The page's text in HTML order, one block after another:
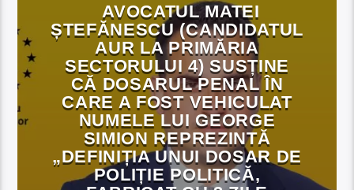
AVOCATUL MATEI
ȘTEFĂNESCU (CANDIDATUL
AUR LA PRIMĂRIA
SECTORULUI 4) SUSȚINE
CĂ DOSARUL PENAL ÎN
CARE A FOST VEHICULAT
NUMELE LUI GEORGE
SIMION REPREZINTĂ
„DEFINIȚIA UNUI DOSAR DE
POLIȚIE POLITICĂ,